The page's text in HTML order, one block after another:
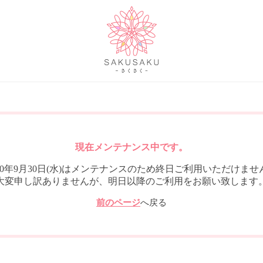
現在メンテナンス中です。
年9月30日(水)はメンテナンスのため終日ご利用いただけませ
変申し訳ありませんが、明日以降のご利用をお願い致します
前のページへ戻る